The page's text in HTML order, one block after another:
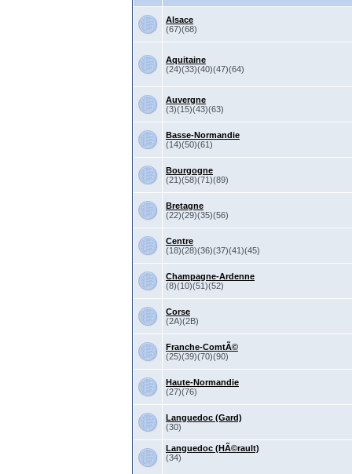
Alsace
(67)(68)
Aquitaine
(24)(33)(40)(47)(64)
Auvergne
(3)(15)(43)(63)
Basse-Normandie
(14)(50)(61)
Bourgogne
(21)(58)(71)(89)
Bretagne
(22)(29)(35)(56)
Centre
(18)(28)(36)(37)(41)(45)
Champagne-Ardenne
(8)(10)(51)(52)
Corse
(2A)(2B)
Franche-ComtÃ©
(25)(39)(70)(90)
Haute-Normandie
(27)(76)
Languedoc (Gard)
(30)
Languedoc (HÃ©rault)
(34)